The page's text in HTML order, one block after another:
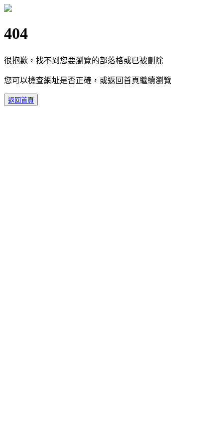
404
很抱歉，找不到您要瀏覽的部落格或已被刪除
您可以檢查網址是否正確，或返回首頁繼續瀏覽
返回首頁